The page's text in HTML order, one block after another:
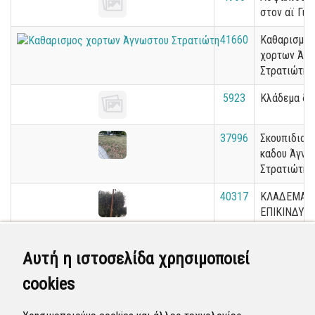
Αυτή η ιστοσελίδα χρησιμοποιεί
cookies
στον αϊ
41660
Καθαρισμος
χορτων
Στρατιώτη
5923 Κλάδεμα
37996
Σκουπιδια
καδου
Στρατιώτη
40317
ΚΛΑΔΕΜΑ
35812